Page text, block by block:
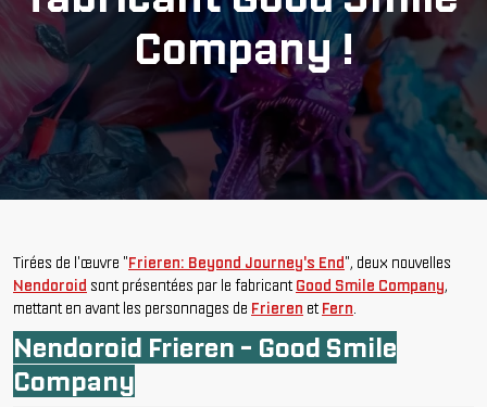
Company !
Tirées de l'œuvre "Frieren: Beyond Journey's End", deux nouvelles
Nendoroid sont présentées par le fabricant Good Smile Company,
mettant en avant les personnages de Frieren et Fern.
Nendoroid Frieren - Good Smile
Company